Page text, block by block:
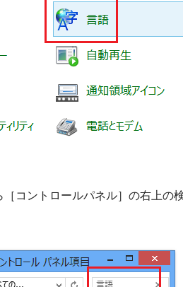
コントロールパネル］の右上の